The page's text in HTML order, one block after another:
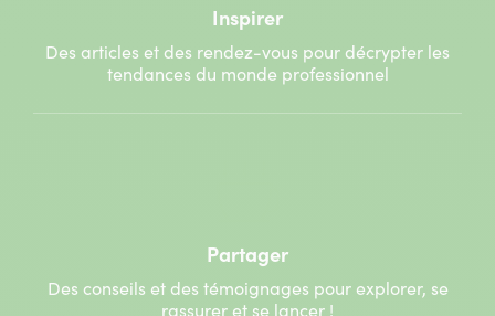
Inspirer
Des articles et des rendez-vous pour décrypter les
tendances du monde professionnel
Partager
Des conseils et des témoignages pour explorer, se
rassurer et se lancer !